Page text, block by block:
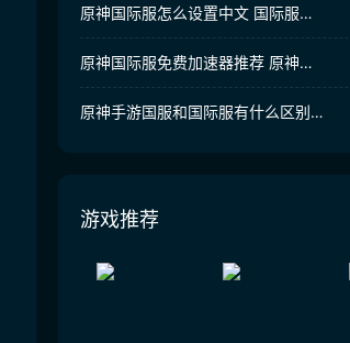
原神国际服怎么设置中文 国际服中文设置教程
原神国际服免费加速器推荐 原神国际服用什么加速器
原神手游国服和国际服有什么区别 国服和国际服有何不同
游戏推荐